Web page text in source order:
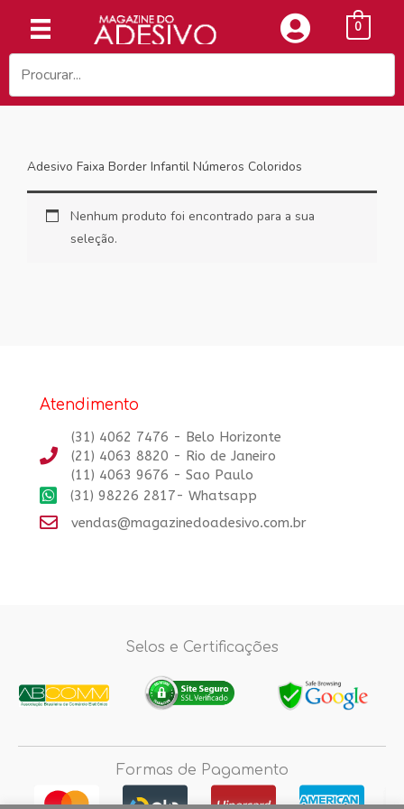
conteúdo
0
Adesivo Faixa Border Infantil Números Coloridos
Nenhum produto foi encontrado para a sua
seleção.
Atendimento
(31) 4062 7476 - Belo Horizonte
(21) 4063 8820 - Rio de Janeiro
(11) 4063 9676 - Sao Paulo
(31) 98226 2817- Whatsapp
vendas@magazinedoadesivo.com.br
Selos e Certificações
Formas de Pagamento